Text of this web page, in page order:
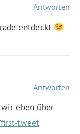
Antworten
entdeckt
Antworten
wir eben über
tweet